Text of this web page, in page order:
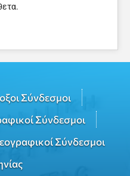
Σύνδεσμοι
Σύνδεσμοι
Σύνδεσμοι